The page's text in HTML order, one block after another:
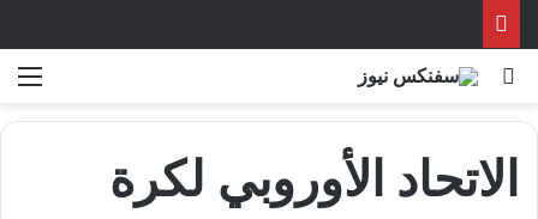
بحث عن
الاتحاد الأوروبي لكرة